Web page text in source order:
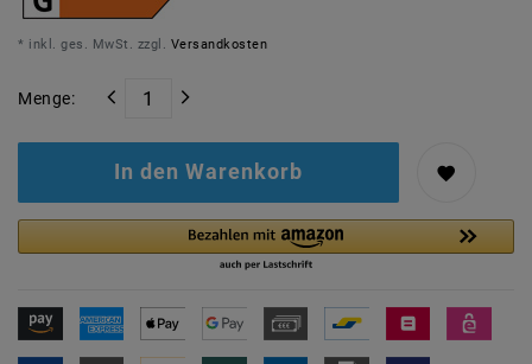
* inkl. ges. MwSt. zzgl. Versandkosten
Menge:
In den Warenkorb